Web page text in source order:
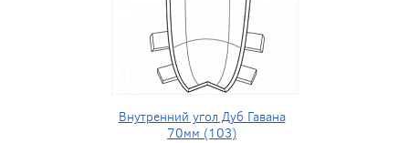
Внутренний угол Дуб Гавана
70мм (103)